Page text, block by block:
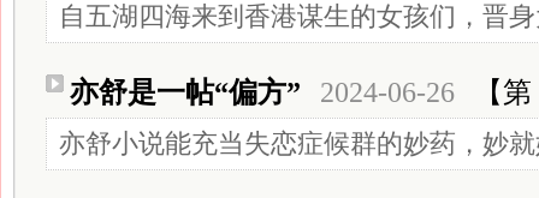
自五湖四海来到香港谋生的女孩们，晋
亦舒是一帖“偏方” 2024-06-26 【
亦舒小说能充当失恋症候群的妙药，妙